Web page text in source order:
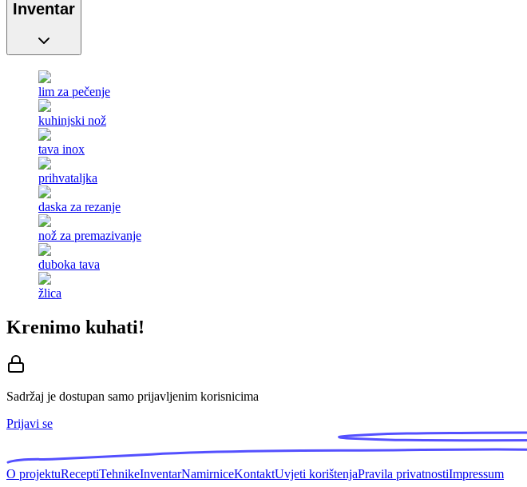
Inventar
lim za pečenje
kuhinjski nož
tava inox
prihvataljka
daska za rezanje
nož za premazivanje
duboka tava
žlica
Krenimo kuhati!
Sadržaj je dostupan samo prijavljenim korisnicima
Prijavi se
O projektuReceptiTehnikeInventarNamirniceKontaktUvjeti korištenjaPravila privatnostiImpressum